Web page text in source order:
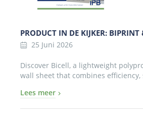
PRODUCT IN DE KIJKER:
25 Juni 2026
Discover Bicell, a lightweight
wall sheet that combines efficiency,
Lees meer